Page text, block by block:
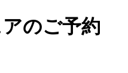
のご予約